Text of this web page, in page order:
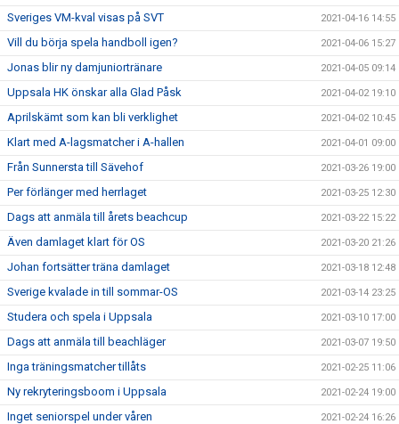
Sveriges VM-kval visas på SVT 2021-04-16 14:55
Vill du börja spela handboll igen? 2021-04-06 15:27
Jonas blir ny damjuniortränare 2021-04-05 09:14
Uppsala HK önskar alla Glad Påsk 2021-04-02 19:10
Aprilskämt som kan bli verklighet 2021-04-02 10:45
Klart med A-lagsmatcher i A-hallen 2021-04-01 09:00
Från Sunnersta till Sävehof 2021-03-26 19:00
Per förlänger med herrlaget 2021-03-25 12:30
Dags att anmäla till årets beachcup 2021-03-22 15:22
Även damlaget klart för OS 2021-03-20 21:26
Johan fortsätter träna damlaget 2021-03-18 12:48
Sverige kvalade in till sommar-OS 2021-03-14 23:25
Studera och spela i Uppsala 2021-03-10 17:00
Dags att anmäla till beachläger 2021-03-07 19:50
Inga träningsmatcher tillåts 2021-02-25 11:06
Ny rekryteringsboom i Uppsala 2021-02-24 19:00
Inget seniorspel under våren 2021-02-24 16:26